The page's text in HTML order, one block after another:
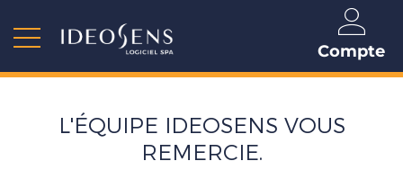
Compte
L'ÉQUIPE IDEOSENS VOUS
REMERCIE.